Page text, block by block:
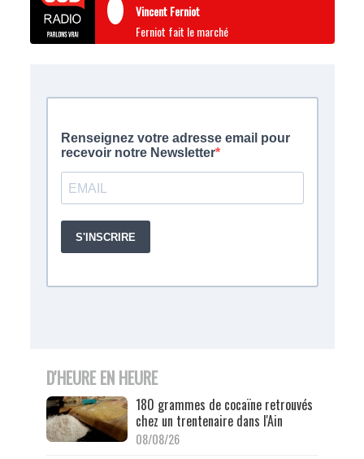
Vincent Ferniot
Ferniot fait le marché
D'HEURE EN HEURE
180 grammes de cocaïne retrouvés
chez un trentenaire dans l'Ain
08/08/26